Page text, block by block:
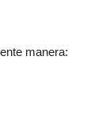
manera: